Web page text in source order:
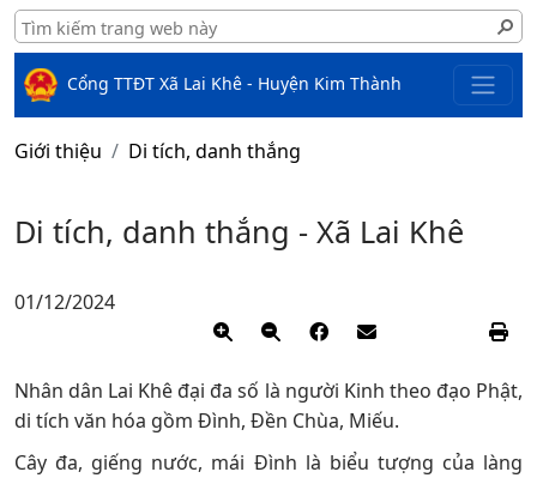
Cổng TTĐT Xã Lai Khê - Huyện Kim Thành
Giới thiệu Di tích, danh thắng
Di tích, danh thắng - Xã Lai Khê
01/12/2024
​Nhân dân Lai Khê đại đa số là người Kinh theo đạo Phật,
di tích văn hóa gồm Đình, Đền Chùa, Miếu.
Cây đa, giếng nước, mái Đình là biểu tượng của làng